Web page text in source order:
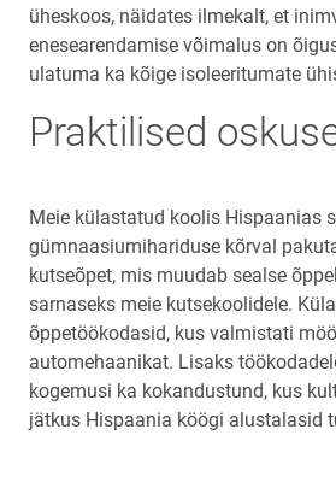
üheskoos, näidates ilmekalt, et
enesearendamise võimalus on
ulatuma ka kõige isoleeritumate
Praktilised
Meie külastatud koolis Hispaanias
gümnaasiumihariduse kõrval
kutseõpet, mis muudab sealse
sarnaseks meie kutsekoolidele.
õppetöökodasid, kus valmistati
automehaanikat. Lisaks
kogemusi ka kokandustund, kus
jätkus Hispaania köögi alustalasid